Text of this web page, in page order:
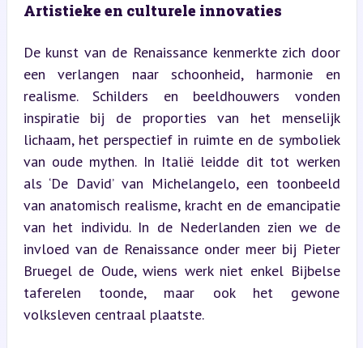
Artistieke en culturele innovaties
De kunst van de Renaissance kenmerkte zich door
een verlangen naar schoonheid, harmonie en
realisme. Schilders en beeldhouwers vonden
inspiratie bij de proporties van het menselijk
lichaam, het perspectief in ruimte en de symboliek
van oude mythen. In Italië leidde dit tot werken
als ‘De David’ van Michelangelo, een toonbeeld
van anatomisch realisme, kracht en de emancipatie
van het individu. In de Nederlanden zien we de
invloed van de Renaissance onder meer bij Pieter
Bruegel de Oude, wiens werk niet enkel Bijbelse
taferelen toonde, maar ook het gewone
volksleven centraal plaatste.